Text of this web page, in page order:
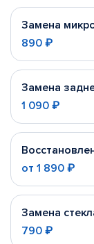
Замена
890 ₽
Замена
1 090 ₽
от 1 890 ₽
Замена
790 ₽